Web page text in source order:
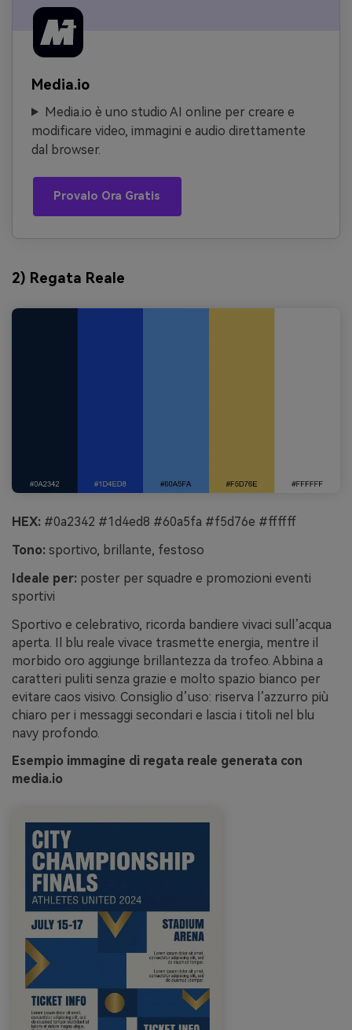
Media.io
Media.io è uno studio AI online per creare e
modificare video, immagini e audio direttamente
dal browser.
Provalo Ora Gratis
2) Regata Reale
HEX: #0a2342 #1d4ed8 #60a5fa #f5d76e #ffffff
Tono: sportivo, brillante, festoso
Ideale per: poster per squadre e promozioni eventi
sportivi
Sportivo e celebrativo, ricorda bandiere vivaci sull’acqua
aperta. Il blu reale vivace trasmette energia, mentre il
morbido oro aggiunge brillantezza da trofeo. Abbina a
caratteri puliti senza grazie e molto spazio bianco per
evitare caos visivo. Consiglio d’uso: riserva l’azzurro più
chiaro per i messaggi secondari e lascia i titoli nel blu
navy profondo.
Esempio immagine di regata reale generata con
media.io